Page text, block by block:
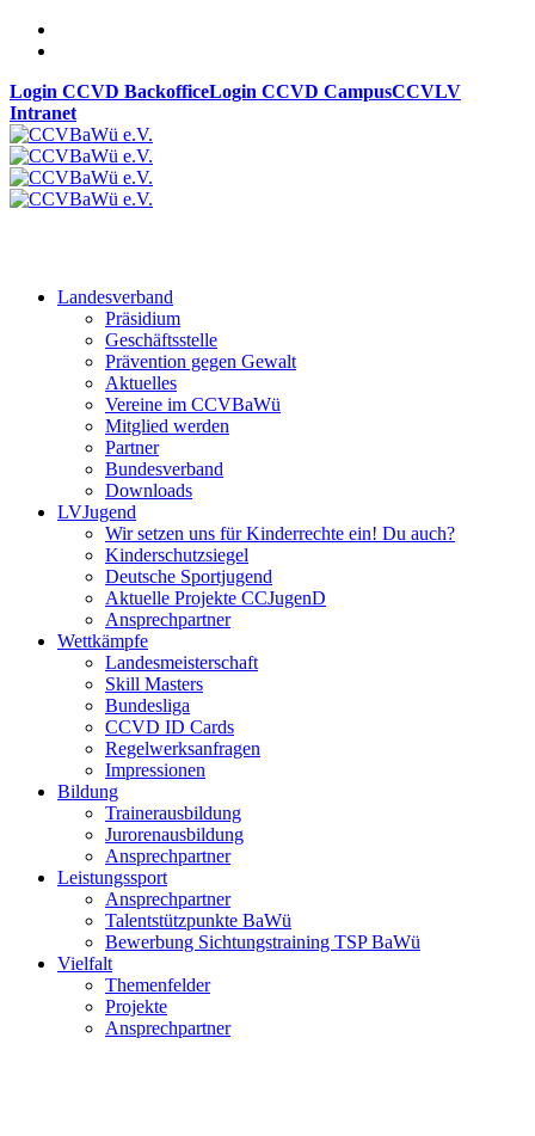
Login CCVD BackofficeLogin CCVD CampusCCVLV
Intranet
Landesverband
Präsidium
Geschäftsstelle
Prävention gegen Gewalt
Aktuelles
Vereine im CCVBaWü
Mitglied werden
Partner
Bundesverband
Downloads
LVJugend
Wir setzen uns für Kinderrechte ein! Du auch?
Kinderschutzsiegel
Deutsche Sportjugend
Aktuelle Projekte CCJugenD
Ansprechpartner
Wettkämpfe
Landesmeisterschaft
Skill Masters
Bundesliga
CCVD ID Cards
Regelwerksanfragen
Impressionen
Bildung
Trainerausbildung
Jurorenausbildung
Ansprechpartner
Leistungssport
Ansprechpartner
Talentstützpunkte BaWü
Bewerbung Sichtungstraining TSP BaWü
Vielfalt
Themenfelder
Projekte
Ansprechpartner